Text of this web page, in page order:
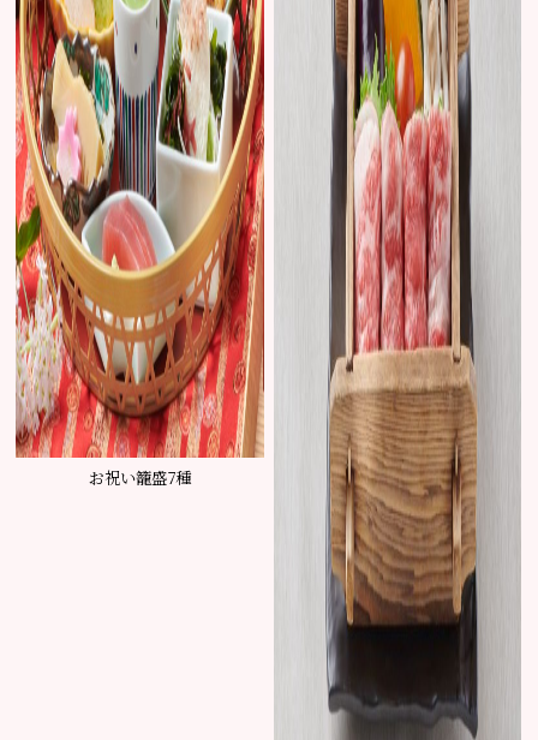
お祝い籠盛7種